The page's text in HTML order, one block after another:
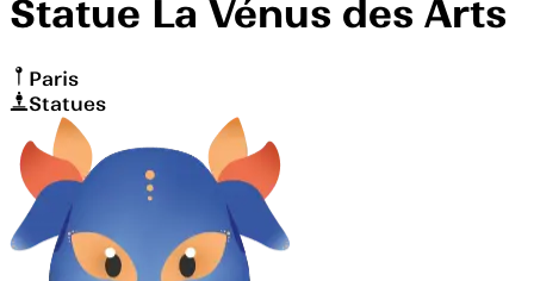
Statue La Vénus des Arts
Paris
Statues